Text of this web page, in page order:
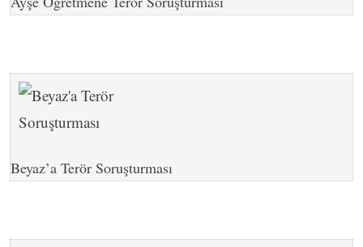
Beyaz’a Terör Soruşturması